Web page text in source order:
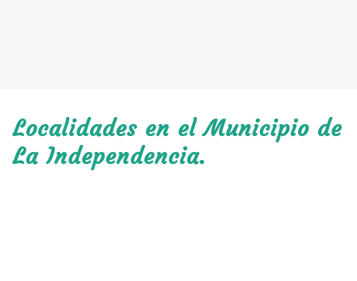
Localidades en el Municipio de
La Independencia.